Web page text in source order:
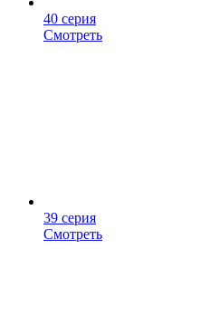
40 серия
Смотреть
39 серия
Смотреть